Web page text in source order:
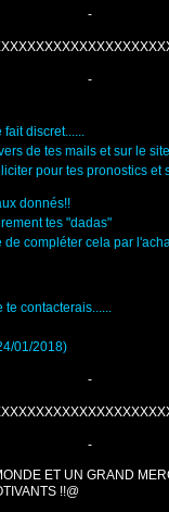
-
-
fait discret......
de tes mails et sur le
pour tes pronostics et
donnés!!
tes "dadas"
compléter cela par
te contacterais......
01/2018)
-
-
ET UN GRAND
!!@